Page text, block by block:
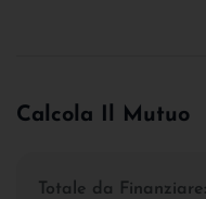
Calcola Il Mutuo
Totale da Finanziare: